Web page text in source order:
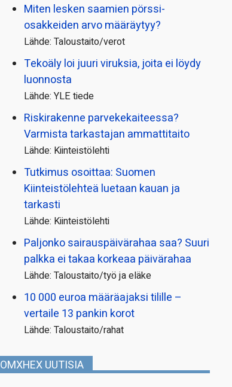
Miten lesken saamien pörssi­
osakkeiden arvo määräytyy?
Lähde: Taloustaito/verot
Tekoäly loi juuri viruksia, joita ei löydy
luonnosta
Lähde: YLE tiede
Riskirakenne parvekekaiteessa?
Varmista tarkastajan ammattitaito
Lähde: Kiinteistölehti
Tutkimus osoittaa: Suomen
Kiinteistölehteä luetaan kauan ja
tarkasti
Lähde: Kiinteistölehti
Paljonko sairauspäivä­rahaa saa? Suuri
palkka ei takaa korkeaa päivärahaa
Lähde: Taloustaito/työ ja eläke
10 000 euroa määräajaksi tilille –
vertaile 13 pankin korot
Lähde: Taloustaito/rahat
OMXHEX UUTISIA